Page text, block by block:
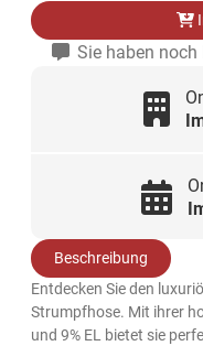
Sie haben noch
Beschreibung
Entdecken Sie den
Strumpfhose. Mit ihrer
und 9% EL bietet sie